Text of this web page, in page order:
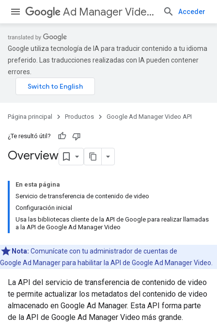
Ad Manager Video API Acceder
Google utiliza tecnología de IA para traducir contenido a tu idioma
preferido. Las traducciones realizadas con IA pueden contener
errores.
Página principal Productos Google Ad Manager Video API
¿Te resultó útil?
Overview
En esta página
Servicio de transferencia de contenido de video
Configuración inicial
Usa las bibliotecas cliente de la API de Google para realizar llamadas
a la API de Google Ad Manager Video
Nota: Comunícate con tu administrador de cuentas de
Google Ad Manager para habilitar la API de Google Ad Manager Video.
La API del servicio de transferencia de contenido de video
te permite actualizar los metadatos del contenido de video
almacenado en Google Ad Manager. Esta API forma parte
de la API de Google Ad Manager Video más grande.